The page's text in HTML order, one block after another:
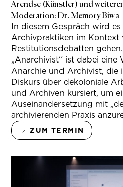
Arendse (Künstler) und
Moderation: Dr. Memory Biwa
In diesem Gespräch wird
Archivpraktiken im Kontext
Restitutionsdebatten
„Anarchivist“ ist dabei eine
Anarchie und Archivist, die
Diskurs über dekoloniale
und Archiven kursiert, um
Auseinandersetzung mit
archivierenden Praxis
ZUM TERMIN